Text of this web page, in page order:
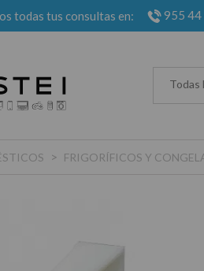
todas tus consultas en: 955 44
Todas
> FRIGORÍFICOS Y